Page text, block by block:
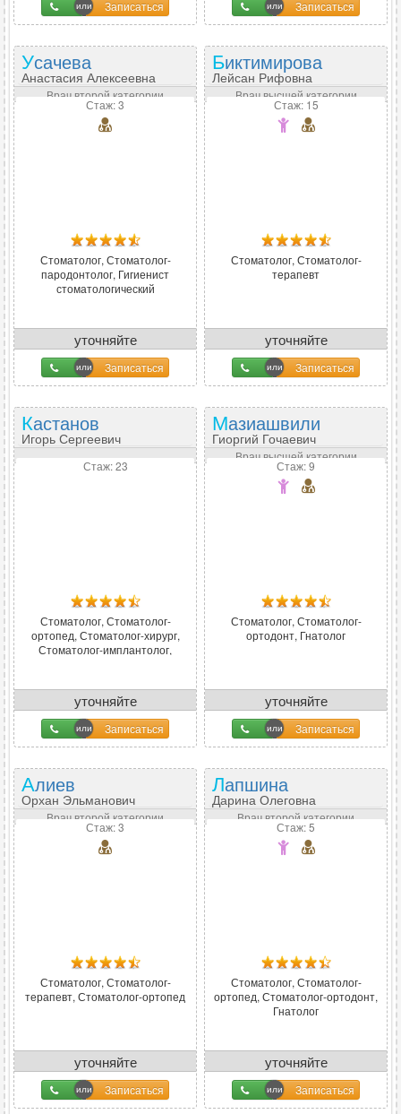
Записаться Записаться
Усачева
Анастасия Алексеевна
Врач второй категории
Стаж: 3
Стоматолог, Стоматолог-
пародонтолог, Гигиенист
стоматологический
уточняйте
Записаться
Биктимирова
Лейсан Рифовна
Врач высшей категории
Стаж: 15
Стоматолог, Стоматолог-
терапевт
уточняйте
Записаться
Кастанов
Игорь Сергеевич
Стаж: 23
Стоматолог, Стоматолог-
ортопед, Стоматолог-хирург,
Стоматолог-имплантолог,
уточняйте
Записаться
Мазиашвили
Гиоргий Гочаевич
Врач высшей категории
Стаж: 9
Стоматолог, Стоматолог-
ортодонт, Гнатолог
уточняйте
Записаться
Алиев
Орхан Эльманович
Врач второй категории
Стаж: 3
Стоматолог, Стоматолог-
терапевт, Стоматолог-ортопед
уточняйте
Записаться
Лапшина
Дарина Олеговна
Врач второй категории
Стаж: 5
Стоматолог, Стоматолог-
ортопед, Стоматолог-ортодонт,
Гнатолог
уточняйте
Записаться